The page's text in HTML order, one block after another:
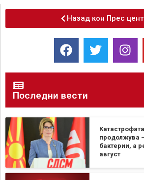
Назад кон Прес
Последни вести
продолжува
бактерии, а
август